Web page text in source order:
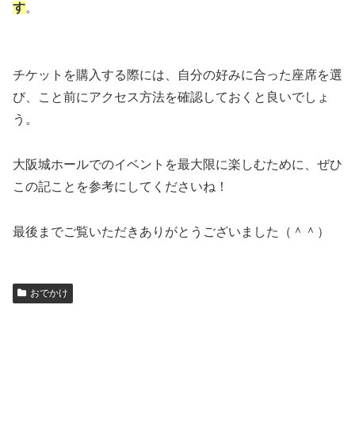
す。
チケットを購入する際には、自分の好みに合った座席を選
び、こと前にアクセス方法を確認しておくと良いでしょ
う。
大阪城ホールでのイベントを最大限に楽しむために、ぜひ
この記ことを参考にしてくださいね！
最後までご覧いただきありがとうございました（＾＾）
おでかけ